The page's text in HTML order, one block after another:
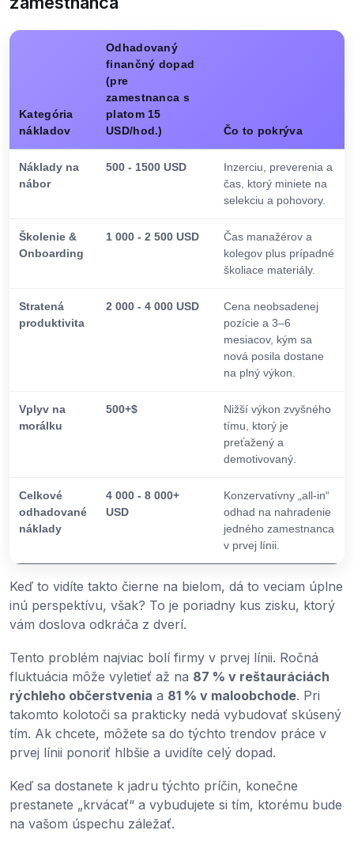
Kategória
nákladov
Odhadovaný
finančný dopad
(pre
zamestnanca s
platom 15
USD/hod.)
Čo to pokrýva
Náklady na
nábor
500 - 1500 USD
Inzerciu, preverenia a
čas, ktorý miniete na
selekciu a pohovory.
Školenie &
Onboarding
1 000 - 2 500 USD
Čas manažérov a
kolegov plus prípadné
školiace materiály.
Stratená
produktivita
2 000 - 4 000 USD
Cena neobsadenej
pozície a 3–6
mesiacov, kým sa
nová posila dostane
na plný výkon.
Vplyv na
morálku
500+$
Nižší výkon zvyšného
tímu, ktorý je
preťažený a
demotivovaný.
Celkové
odhadované
náklady
4 000 - 8 000+
USD
Konzervatívny „all-in“
odhad na nahradenie
jedného zamestnanca
v prvej línii.
Keď to vidíte takto čierne na bielom, dá to veciam úplne
inú perspektívu, však? To je poriadny kus zisku, ktorý
vám doslova odkráča z dverí.
Tento problém najviac bolí firmy v prvej línii. Ročná
fluktuácia môže vyletieť až na 87 % v reštauráciách
rýchleho občerstvenia a 81 % v maloobchode. Pri
takomto kolotoči sa prakticky nedá vybudovať skúsený
tím. Ak chcete, môžete sa do týchto trendov práce v
prvej línii ponoriť hlbšie a uvidíte celý dopad.
Keď sa dostanete k jadru týchto príčin, konečne
prestanete „krvácať“ a vybudujete si tím, ktorému bude
na vašom úspechu záležať.